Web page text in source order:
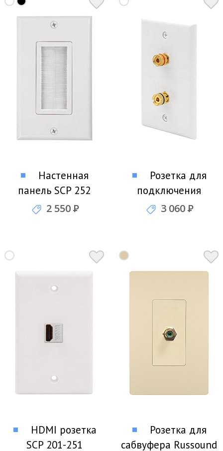
Настенная
панель SCP 252
2 550Р
Розетка для
подключения
акустики SCP 202-
3 060Р
HDMI розетка
SCP 201-251
Розетка для
сабвуфера Russound